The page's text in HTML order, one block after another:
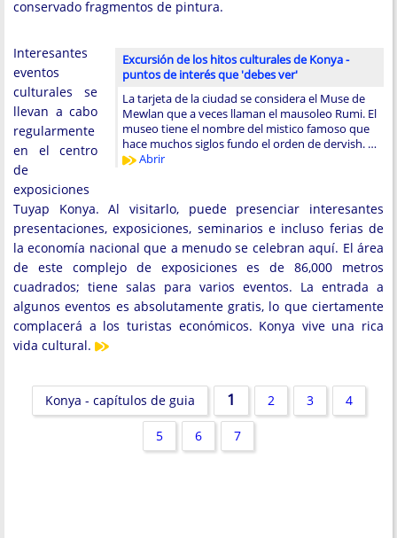
conservado fragmentos de pintura.
Excursión de los hitos culturales de Konya -
puntos de interés que 'debes ver'
La tarjeta de la ciudad se considera el Muse de
Mewlan que a veces llaman el mausoleo Rumi. El
museo tiene el nombre del mistico famoso que
hace muchos siglos fundo el orden de dervish. …
Abrir
Interesantes
eventos
culturales se
llevan a cabo
regularmente
en el centro
de
exposiciones
Tuyap Konya. Al visitarlo, puede presenciar interesantes
presentaciones, exposiciones, seminarios e incluso ferias de
la economía nacional que a menudo se celebran aquí. El área
de este complejo de exposiciones es de 86,000 metros
cuadrados; tiene salas para varios eventos. La entrada a
algunos eventos es absolutamente gratis, lo que ciertamente
complacerá a los turistas económicos. Konya vive una rica
vida cultural.
Konya - capítulos de guia 1 2 3 4
5 6 7